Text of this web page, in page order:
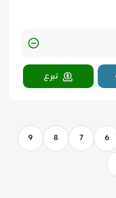
تبرع
6
7
8
9